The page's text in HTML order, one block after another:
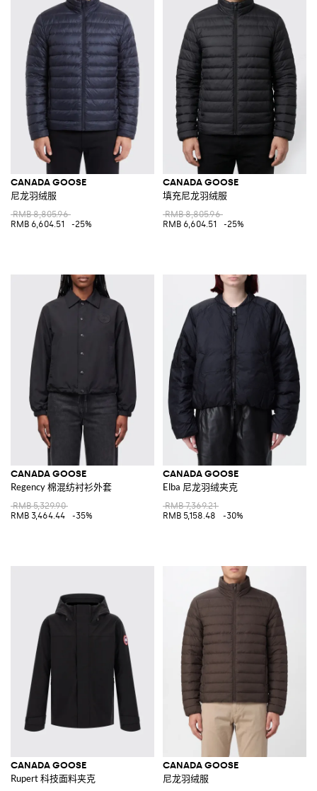
CANADA GOOSE
尼龙羽绒服
RMB 8,805.96
RMB 6,604.51
-25%
CANADA GOOSE
填充尼龙羽绒服
RMB 8,805.96
RMB 6,604.51
-25%
CANADA GOOSE
Regency 棉混纺衬衫外套
RMB 5,329.90
RMB 3,464.44
-35%
CANADA GOOSE
Elba 尼龙羽绒夹克
RMB 7,369.21
RMB 5,158.48
-30%
CANADA GOOSE
Rupert 科技面料夹克
CANADA GOOSE
尼龙羽绒服